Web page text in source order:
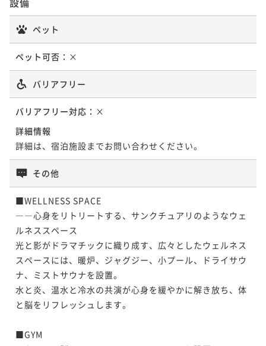
ペット
ペット可否： ×
バリアフリー
バリアフリー対応： ×
詳細情報
詳細は、宿泊施設までお問い合わせください。
その他
■WELLNESS SPACE
――心身をリトリートする、サンクチュアリのようなウェ
ルネススペース
光と影がドラマチックに織り成す、広々としたウェルネス
スペースには、暖炉、ジャグジー、小プール、ドライサウ
ナ、ミストサウナを設置。
水と炎、温水と冷水の共演が心身を緩やかに解き放ち、体
と脳をリフレッシュします。
■GYM